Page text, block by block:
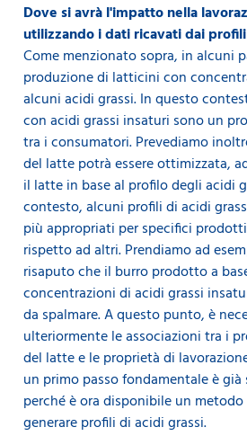
Dove si avrà l'impatto nella
utilizzando i dati ricavati dai
Come menzionato sopra, in alcuni
produzione di latticini con
alcuni acidi grassi. In questo
con acidi grassi insaturi sono un
tra i consumatori. Prevediamo
del latte potrà essere ottimizzata,
il latte in base al profilo degli acidi
contesto, alcuni profili di acidi
più appropriati per specifici
rispetto ad altri. Prendiamo ad
risaputo che il burro prodotto a
concentrazioni di acidi grassi
da spalmare. A questo punto, è
ulteriormente le associazioni tra i
del latte e le proprietà di
un primo passo fondamentale è
perché è ora disponibile un
generare profili di acidi grassi.